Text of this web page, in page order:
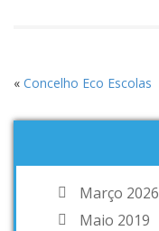
« Concelho Eco Escolas
Março 2026
Maio 2019